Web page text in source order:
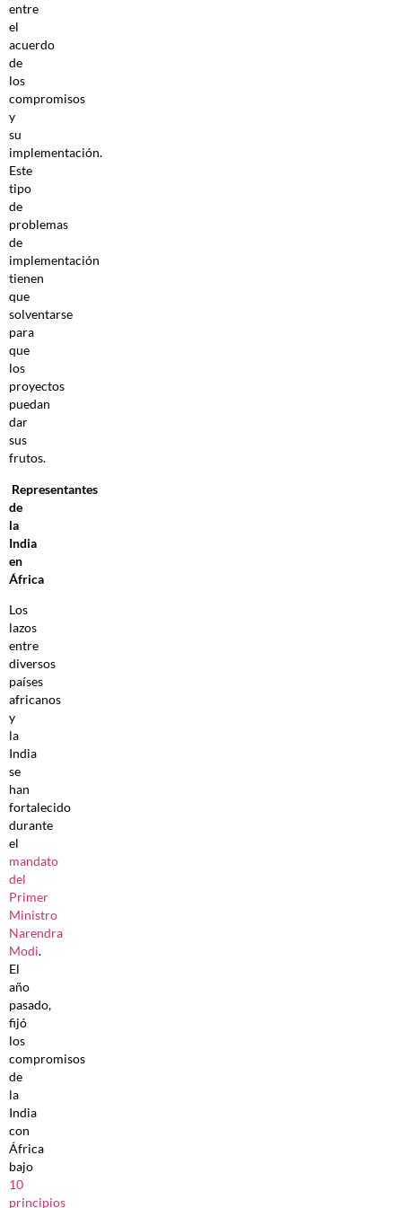
entre
el
acuerdo
de
los
compromisos
y
su
implementación.
Este
tipo
de
problemas
de
implementación
tienen
que
solventarse
para
que
los
proyectos
puedan
dar
sus
frutos.
Representantes
de
la
India
en
África
Los
lazos
entre
diversos
países
africanos
y
la
India
se
han
fortalecido
durante
el
mandato
del
Primer
Ministro
Narendra
Modi.
El
año
pasado,
fijó
los
compromisos
de
la
India
con
África
bajo
10
principios